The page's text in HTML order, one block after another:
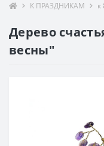
К ПРАЗДНИКАМ к
Дерево
весны"